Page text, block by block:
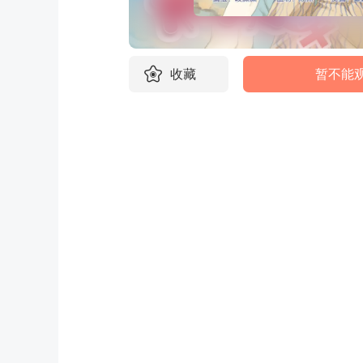
收藏 暂不能